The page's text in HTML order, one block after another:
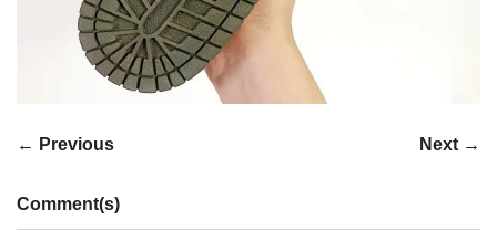
← Previous Next →
Comment(s)